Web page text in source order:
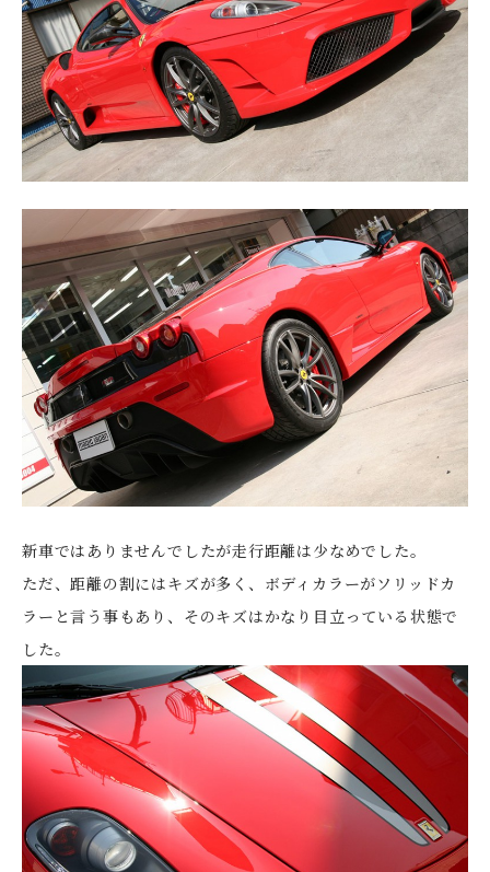
新車ではありませんでしたが走行距離は少なめでした。
ただ、距離の割にはキズが多く、ボディカラーがソリッドカ
ラーと言う事もあり、そのキズはかなり目立っている状態で
した。